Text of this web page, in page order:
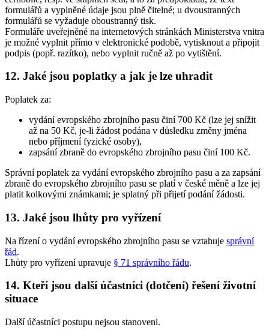
formulářů a vyplněné údaje jsou plně čitelné; u dvoustranných
formulářů se vyžaduje oboustranný tisk.
Formuláře uveřejněné na internetových stránkách Ministerstva vnitra
je možné vyplnit přímo v elektronické podobě, vytisknout a připojit
podpis (popř. razítko), nebo vyplnit ručně až po vytištění.
12. Jaké jsou poplatky a jak je lze uhradit
Poplatek za:
vydání evropského zbrojního pasu činí 700 Kč (lze jej snížit
až na 50 Kč, je-li žádost podána v důsledku změny jména
nebo příjmení fyzické osoby),
zapsání zbraně do evropského zbrojního pasu činí 100 Kč.
Správní poplatek za vydání evropského zbrojního pasu a za zapsání
zbraně do evropského zbrojního pasu se platí v české měně a lze jej
platit kolkovými známkami; je splatný při přijetí podání žádosti.
13. Jaké jsou lhůty pro vyřízení
Na řízení o vydání evropského zbrojního pasu se vztahuje správní
řád.
Lhůty pro vyřízení upravuje § 71 správního řádu.
14. Kteří jsou další účastníci (dotčení) řešení životní
situace
Další účastníci postupu nejsou stanoveni.